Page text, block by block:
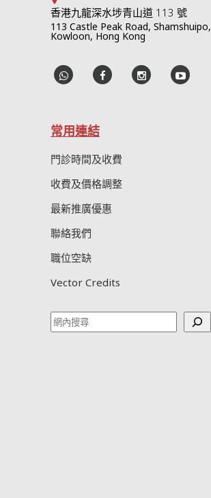
香港九龍深水埗青山道 113 號
113 Castle Peak Road, Shamshuipo,
Kowloon, Hong Kong
常用連結
門診時間及收費
收費及價格調整
最新推廣優惠
聯絡我們
職位空缺
Vector Credits
Search